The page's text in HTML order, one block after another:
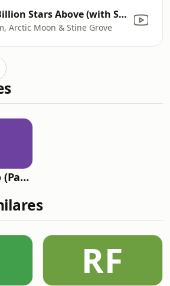
A Billion Stars Above (with Stine Grove)
Arctic Moon & Stine Grove
TEMPO HD Radio (Party Channel)
RF